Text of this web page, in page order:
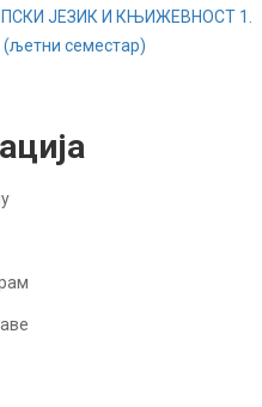
ЈЕЗИК И КЊИЖЕВНОСТ 1.
семестар)